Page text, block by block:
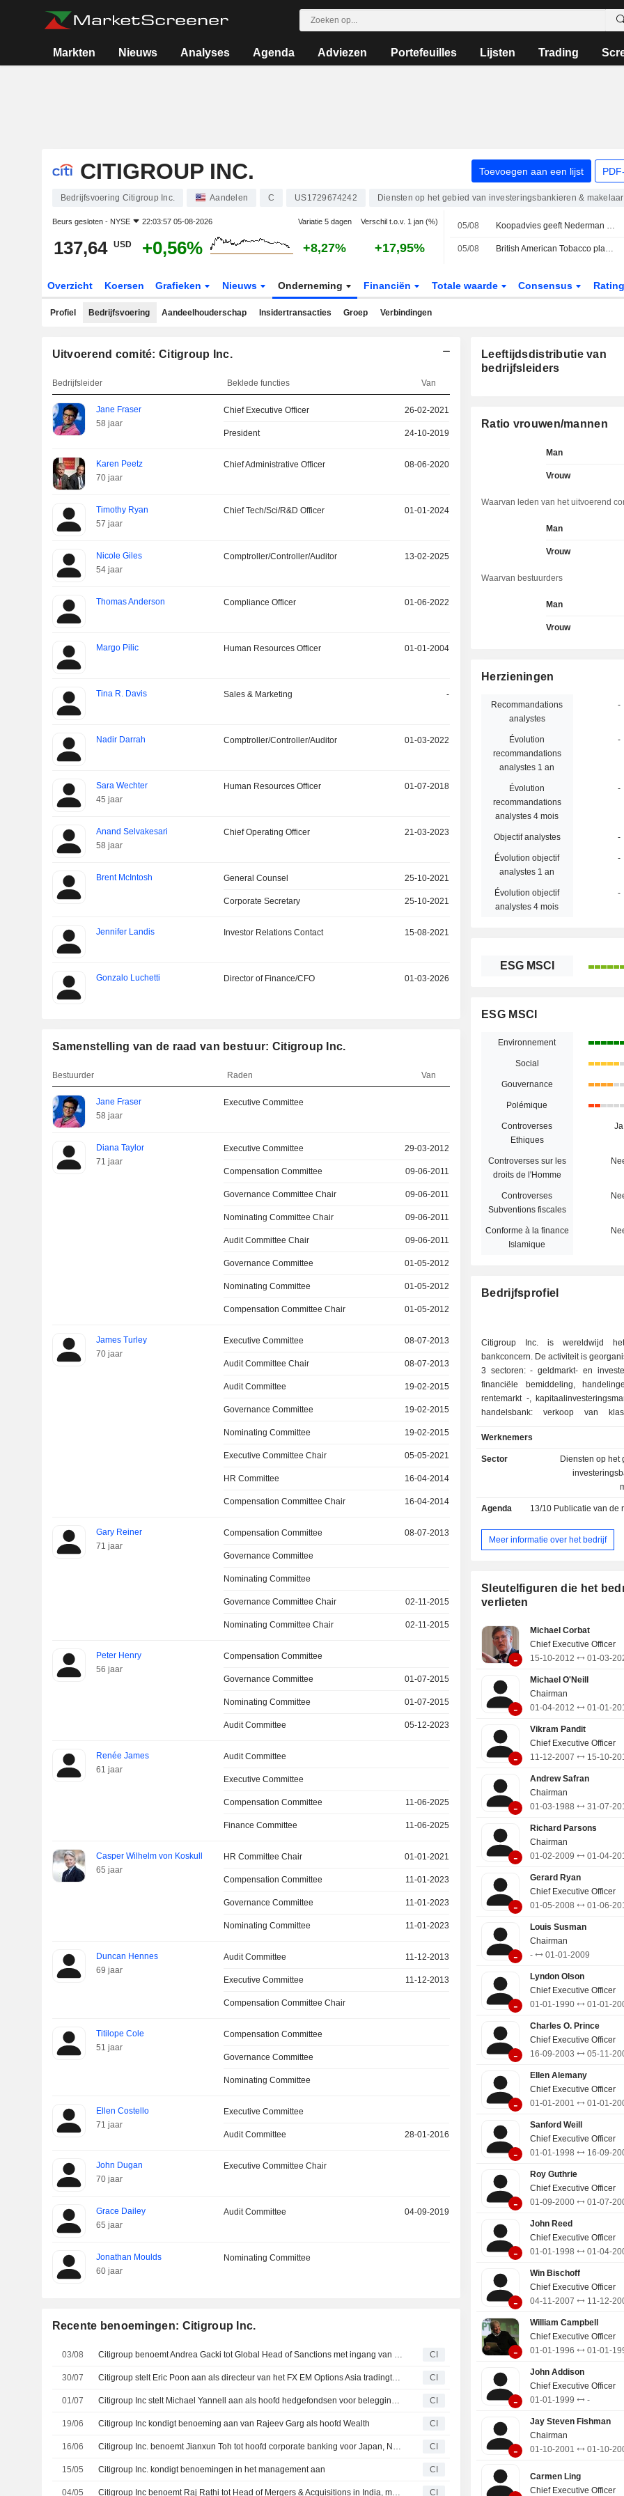
Markten Nieuws Analyses Agenda Adviezen Portefeuilles Lijsten Trading
CITIGROUP INC. Toevoegen aan een lijst
Bedrijfsvoering Citigroup Inc. Aandelen C US1729674242 Diensten op het gebied van investeringsbankieren &
Beurs gesloten - NYSE 22:03:57 05-08-2026 Variatie 5 dagen Verschil t.o.v. 1 jan (%)
137,64 USD +0,56% +8,27% +17,95%
05/08 Koopadvies geeft Nederman vleugels, OMXS30-index onveranderd
05/08 British American Tobacco plaatst voor 1,5 miljard dollar aan obligaties
Overzicht Koersen Grafieken Nieuws Onderneming Financiën Totale waarde Consensus
Profiel Bedrijfsvoering Aandeelhouderschap Insidertransacties Groep Verbindingen
Uitvoerend comité: Citigroup Inc.
Bedrijfsleider Beklede functies Van
Jane Fraser
58 jaar
Chief Executive Officer 26-02-2021
President 24-10-2019
Karen Peetz
70 jaar
Chief Administrative Officer 08-06-2020
Timothy Ryan
57 jaar
Chief Tech/Sci/R&D Officer 01-01-2024
Nicole Giles
54 jaar
Comptroller/Controller/Auditor 13-02-2025
Thomas Anderson Compliance Officer 01-06-2022
Margo Pilic Human Resources Officer 01-01-2004
Tina R. Davis Sales & Marketing -
Nadir Darrah Comptroller/Controller/Auditor 01-03-2022
Sara Wechter
45 jaar
Human Resources Officer 01-07-2018
Anand Selvakesari
58 jaar
Chief Operating Officer 21-03-2023
Brent McIntosh General Counsel 25-10-2021
Corporate Secretary 25-10-2021
Jennifer Landis Investor Relations Contact 15-08-2021
Gonzalo Luchetti Director of Finance/CFO 01-03-2026
Samenstelling van de raad van bestuur: Citigroup Inc.
Bestuurder Raden Van
Jane Fraser
58 jaar
Executive Committee
Diana Taylor
71 jaar
Executive Committee 29-03-2012
Compensation Committee 09-06-2011
Governance Committee Chair 09-06-2011
Nominating Committee Chair 09-06-2011
Audit Committee Chair 09-06-2011
Governance Committee 01-05-2012
Nominating Committee 01-05-2012
Compensation Committee Chair 01-05-2012
James Turley
70 jaar
Executive Committee 08-07-2013
Audit Committee Chair 08-07-2013
Audit Committee 19-02-2015
Governance Committee 19-02-2015
Nominating Committee 19-02-2015
Executive Committee Chair 05-05-2021
HR Committee 16-04-2014
Compensation Committee Chair 16-04-2014
Gary Reiner
71 jaar
Compensation Committee 08-07-2013
Governance Committee
Nominating Committee
Governance Committee Chair 02-11-2015
Nominating Committee Chair 02-11-2015
Peter Henry
56 jaar
Compensation Committee
Governance Committee 01-07-2015
Nominating Committee 01-07-2015
Audit Committee 05-12-2023
Renée James
61 jaar
Audit Committee
Executive Committee
Compensation Committee 11-06-2025
Finance Committee 11-06-2025
Casper Wilhelm von Koskull
65 jaar
HR Committee Chair 01-01-2021
Compensation Committee 11-01-2023
Governance Committee 11-01-2023
Nominating Committee 11-01-2023
Duncan Hennes
69 jaar
Audit Committee 11-12-2013
Executive Committee 11-12-2013
Compensation Committee Chair
Titilope Cole
51 jaar
Compensation Committee
Governance Committee
Nominating Committee
Ellen Costello
71 jaar
Executive Committee
Audit Committee 28-01-2016
John Dugan
70 jaar
Executive Committee Chair
Grace Dailey
65 jaar
Audit Committee 04-09-2019
Jonathan Moulds
60 jaar
Nominating Committee
Recente benoemingen: Citigroup Inc.
03/08 Citigroup benoemt Andrea Gacki tot Global Head of Sanctions met ingang van 1 oktober 2026 CI
30/07 Citigroup stelt Eric Poon aan als directeur van het FX EM Options Asia tradingteam CI
01/07 Citigroup Inc stelt Michael Yannell aan als hoofd hedgefondsen voor beleggingsoplossingen CI
19/06 Citigroup Inc kondigt benoeming aan van Rajeev Garg als hoofd Wealth CI
16/06 Citigroup Inc. benoemt Jianxun Toh tot hoofd corporate banking voor Japan, Noord-Azië en Australië met ingang van 16 juni 2026 CI
15/05 Citigroup Inc. kondigt benoemingen in het management aan CI
04/05 Citigroup Inc benoemt Raj Rathi tot Head of Mergers & Acquisitions in India, met ingang van juni 2026 CI
Leeftijdsdistributie van
bedrijfsleiders
Ratio vrouwen/mannen
Man
Vrouw
Waarvan leden van het uitvoerend
Man
Vrouw
Waarvan bestuurders
Man
Vrouw
Herzieningen
Recommandations
analystes
-
Évolution
recommandations
analystes 1 an
-
Évolution
recommandations
analystes 4 mois
-
Objectif analystes -
Évolution objectif
analystes 1 an
-
Évolution objectif
analystes 4 mois
-
ESG MSCI
ESG MSCI
Environnement
Social
Gouvernance
Polémique
Controverses
Ethiques
Ja
Controverses sur les
droits de l'Homme
Controverses
Subventions fiscales
Conforme à la finance
Islamique
Bedrijfsprofiel
Citigroup Inc. is wereldwijd
bankconcern. De activiteit is
3 sectoren: - geldmarkt- en investeringsbank:
financiële bemiddeling,
rentemarkt -,
handelsbank: verkoop van
(consumentenkredieten,
overige: met name private banking
van alternatieve investeringsfondsen. Eind 2024
beheerde het concern 1.284,5
uitstaande kredieten. De verkoop van producten
netwerk van 1.959 agentschappen.
Werknemers
Sector
Diensten op het
Agenda 13/10 Publicatie van de
Meer informatie over het bedrijf
Sleutelfiguren die het
verlieten
-
Michael Corbat
Chief Executive Officer
15-10-2012
01-03-
-
Michael O'Neill
Chairman
01-04-2012
01-01-
-
Vikram Pandit
Chief Executive Officer
11-12-2007
15-10-
-
Andrew Safran
Chairman
01-03-1988
31-07-
-
Richard Parsons
Chairman
01-02-2009
01-04-
-
Gerard Ryan
Chief Executive Officer
01-05-2008
01-06-
-
Louis Susman
Chairman
-
01-01-2009
-
Lyndon Olson
Chief Executive Officer
01-01-1990
01-01-
-
Charles O. Prince
Chief Executive Officer
16-09-2003
05-11-
-
Ellen Alemany
Chief Executive Officer
01-01-2001
01-01-
-
Sanford Weill
Chief Executive Officer
01-01-1998
16-09-
-
Roy Guthrie
Chief Executive Officer
01-09-2000
01-07-
-
John Reed
Chief Executive Officer
01-01-1998
01-04-
-
Win Bischoff
Chief Executive Officer
04-11-2007
11-12-
-
William Campbell
Chief Executive Officer
01-01-1996
01-01-
-
John Addison
Chief Executive Officer
01-01-1999
-
-
Jay Steven Fishman
Chairman
01-10-2001
01-10-
Carmen Ling
Chief Executive Officer